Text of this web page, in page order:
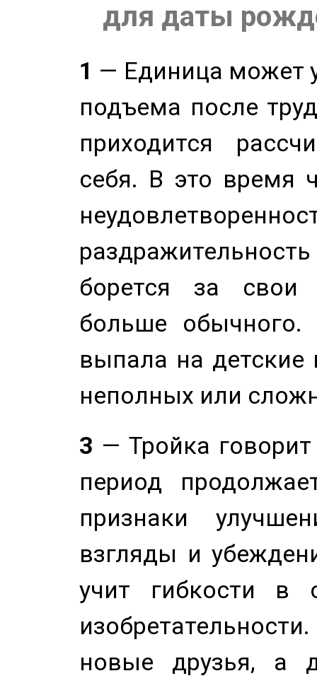
для даты
1 — Единица может
подъема после
приходится
себя. В это время
борется за свои
больше
выпала на детские
неполных или
3 — Тройка
период
признаки
взгляды и
учит гибкости в
новые друзья, а